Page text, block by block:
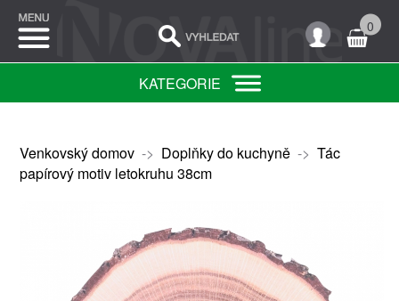
0
KATEGORIE
Venkovský domov-> Doplňky do kuchyně-> Tác
papírový motiv letokruhu 38cm